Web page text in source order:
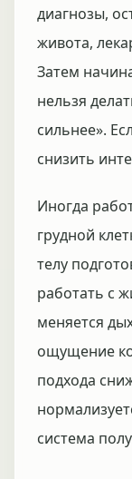
диагнозы,
живота,
Затем
нельзя
сильнее».
снизить
Иногда
грудной
телу
работать с
меняется
ощущение
подхода
система